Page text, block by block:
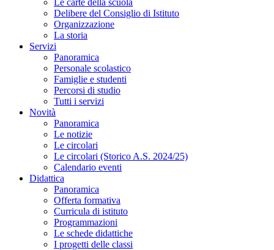
Le carte della scuola
Delibere del Consiglio di Istituto
Organizzazione
La storia
Servizi
Panoramica
Personale scolastico
Famiglie e studenti
Percorsi di studio
Tutti i servizi
Novità
Panoramica
Le notizie
Le circolari
Le circolari (Storico A.S. 2024/25)
Calendario eventi
Didattica
Panoramica
Offerta formativa
Curricula di istituto
Programmazioni
Le schede didattiche
I progetti delle classi